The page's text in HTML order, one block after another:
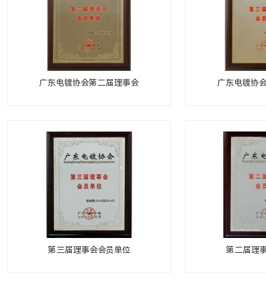
广东电镀协会第二届理事会 广东电镀协
第三届理事会会员单位 第二届理